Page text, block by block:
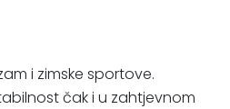
i zimske sportove.
čak i u zahtjevnom